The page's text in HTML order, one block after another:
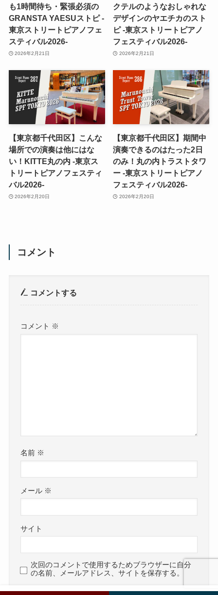
も1時間待ち・緊張必須の
GRANSTA YAESUストピ -
東京ストリートピアノフェ
スティバル2026-
2026年2月21日
クテルのようなおしゃれな
デザインのヤエチカのスト
ピ -東京ストリートピアノ
フェスティバル2026-
2026年2月21日
【東京都千代田区】こんな
場所での演奏は他にはな
い！KITTE丸の内 -東京ス
トリートピアノフェスティ
バル2026-
2026年2月20日
【東京都千代田区】期間中
演奏できるのはたった2日
のみ！丸の内トラストタワ
ー -東京ストリートピアノ
フェスティバル2026-
2026年2月20日
コメント
コメントする
コメント ※
名前 ※
メール ※
サイト
次回のコメントで使用するためブラウザーに自分
の名前、メールアドレス、サイトを保存する。